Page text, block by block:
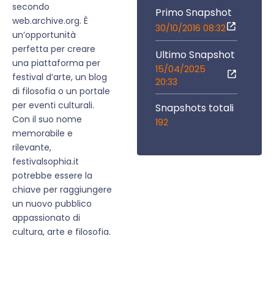
secondo
web.archive.org. È
un’opportunità
perfetta per creare
una piattaforma per
festival d’arte, un blog
di filosofia o un portale
per eventi culturali.
Con il suo nome
memorabile e
rilevante,
festivalsophia.it
potrebbe essere la
chiave per raggiungere
un nuovo pubblico
appassionato di
cultura, arte e filosofia.
Primo Snapshot
30/10/2016 08:32
Ultimo Snapshot
15/04/2025
20:33
Snapshots totali
192